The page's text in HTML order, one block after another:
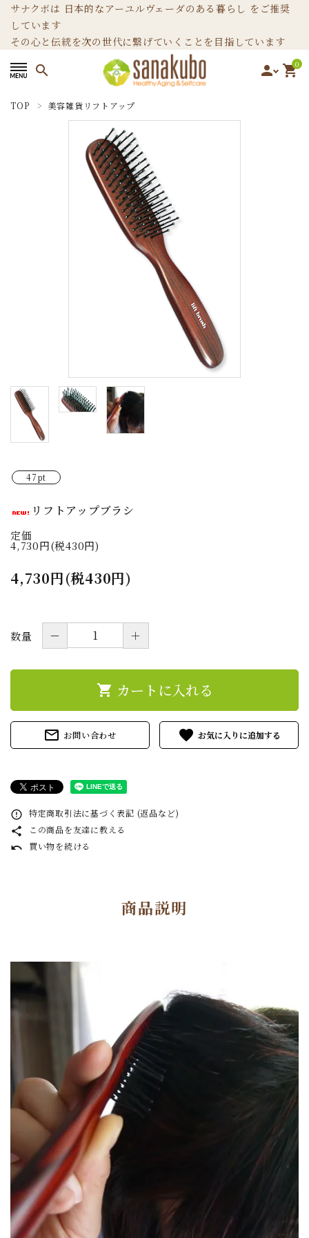
サナクボは 日本的なアーユルヴェーダのある暮らし をご推奨
しています
その心と伝統を次の世代に繋げていくことを目指しています
search person 0
shopping_cart
search
カテゴリーから選ぶ
特定商取引法について
お問い合わせ
ようこそ ゲスト 様
meeting_room ログイン person
TOP 美容雑貨リフトアップ
47pt
リフトアップブラシ
定価
4,730円(税430円)
4,730円(税430円)
数量 － ＋
shopping_cart カートに入れる
mail_outline お問い合わせ favorite
error_outline 特定商取引法に基づく表記 (返品など)
share この商品を友達に教える
undo 買い物を続ける
商品説明